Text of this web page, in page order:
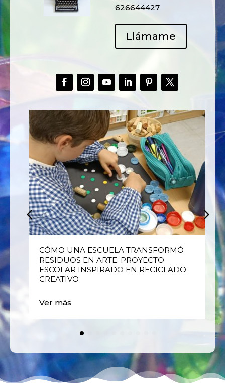
626644427
Llámame
CÓMO UNA ESCUELA TRANSFORMÓ
RESIDUOS EN ARTE: PROYECTO
ESCOLAR INSPIRADO EN RECICLADO
CREATIVO
Ver más